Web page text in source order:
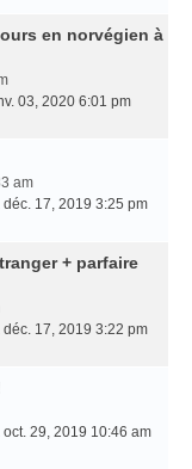
en norvégien à
03, 2020 6:01 pm
am
déc. 17, 2019 3:25 pm
+ parfaire
déc. 17, 2019 3:22 pm
oct. 29, 2019 10:46 am